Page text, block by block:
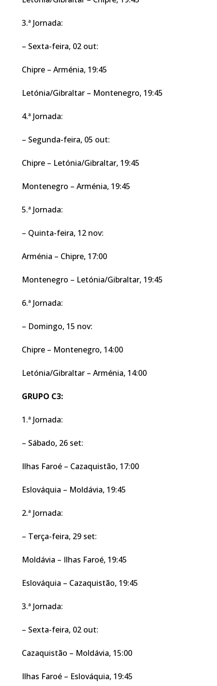
3.ª Jornada:
– Sexta-feira, 02 out:
Chipre – Arménia, 19:45
Letónia/Gibraltar – Montenegro, 19:45
4.ª Jornada:
– Segunda-feira, 05 out:
Chipre – Letónia/Gibraltar, 19:45
Montenegro – Arménia, 19:45
5.ª Jornada:
– Quinta-feira, 12 nov:
Arménia – Chipre, 17:00
Montenegro – Letónia/Gibraltar, 19:45
6.ª Jornada:
– Domingo, 15 nov:
Chipre – Montenegro, 14:00
Letónia/Gibraltar – Arménia, 14:00
GRUPO C3:
1.ª Jornada:
– Sábado, 26 set:
Ilhas Faroé – Cazaquistão, 17:00
Eslováquia – Moldávia, 19:45
2.ª Jornada:
– Terça-feira, 29 set:
Moldávia – Ilhas Faroé, 19:45
Eslováquia – Cazaquistão, 19:45
3.ª Jornada:
– Sexta-feira, 02 out:
Cazaquistão – Moldávia, 15:00
Ilhas Faroé – Eslováquia, 19:45